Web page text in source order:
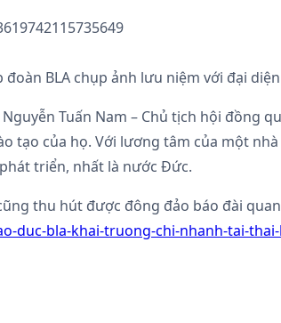
đoàn BLA chụp ảnh lưu niệm với đại
Nguyễn Tuấn Nam – Chủ tịch hội
tạo của họ. Với lương tâm của một
triển, nhất là nước Đức.
thu hút được đông đảo báo đài
duc-bla-khai-truong-chi-nhanh-tai-